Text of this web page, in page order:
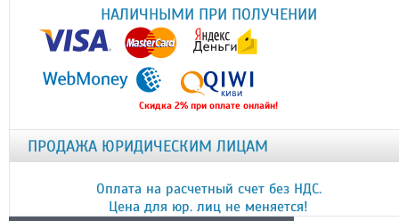
НАЛИЧНЫМИ ПРИ ПОЛУЧЕНИИ
Скидка 2% при оплате онлайн!
ПРОДАЖА ЮРИДИЧЕСКИМ ЛИЦАМ
Оплата на расчетный счет без НДС.
Цена для юр. лиц не меняется!